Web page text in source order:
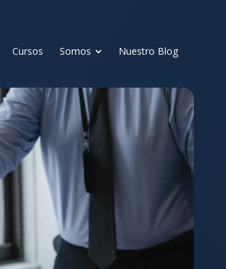
Cursos Somos Nuestro Blog